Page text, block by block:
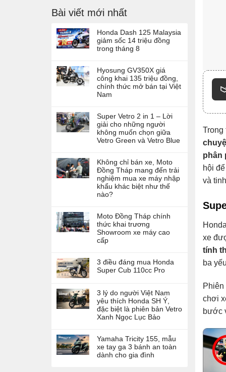
Bài viết mới nhất
Honda Dash 125 Malaysia
giảm sốc 14 triệu đồng
trong tháng 8
Hyosung GV350X giá
công khai 135 triệu đồng,
chính thức mở bán tại Việt
Nam
Super Vetro 2 in 1 – Lời
giải cho những người
không muốn chọn giữa
Vetro Green và Vetro Blue
Không chỉ bán xe, Moto
Đồng Tháp mang đến trải
nghiệm mua xe máy nhập
khẩu khác biệt như thế
nào?
Moto Đồng Tháp chính
thức khai trương
Showroom xe máy cao
cấp
3 điều đáng mua Honda
Super Cub 110cc Pro
3 lý do người Việt Nam
yêu thích Honda SH Ý,
đặc biệt là phiên bản Vetro
Xanh Ngọc Lục Bảo
Yamaha Tricity 155, mẫu
xe tay ga 3 bánh an toàn
dành cho gia đình
Trong
phân
hội
và
xe
tính
ba
chơi
bước